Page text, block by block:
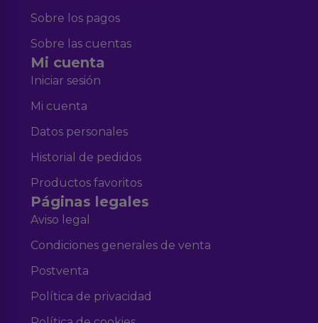
Sobre los pagos
Sobre las cuentas
Mi cuenta
Iniciar sesión
Mi cuenta
Datos personales
Historial de pedidos
Productos favoritos
Páginas legales
Aviso legal
Condiciones generales de venta
Postventa
Política de privacidad